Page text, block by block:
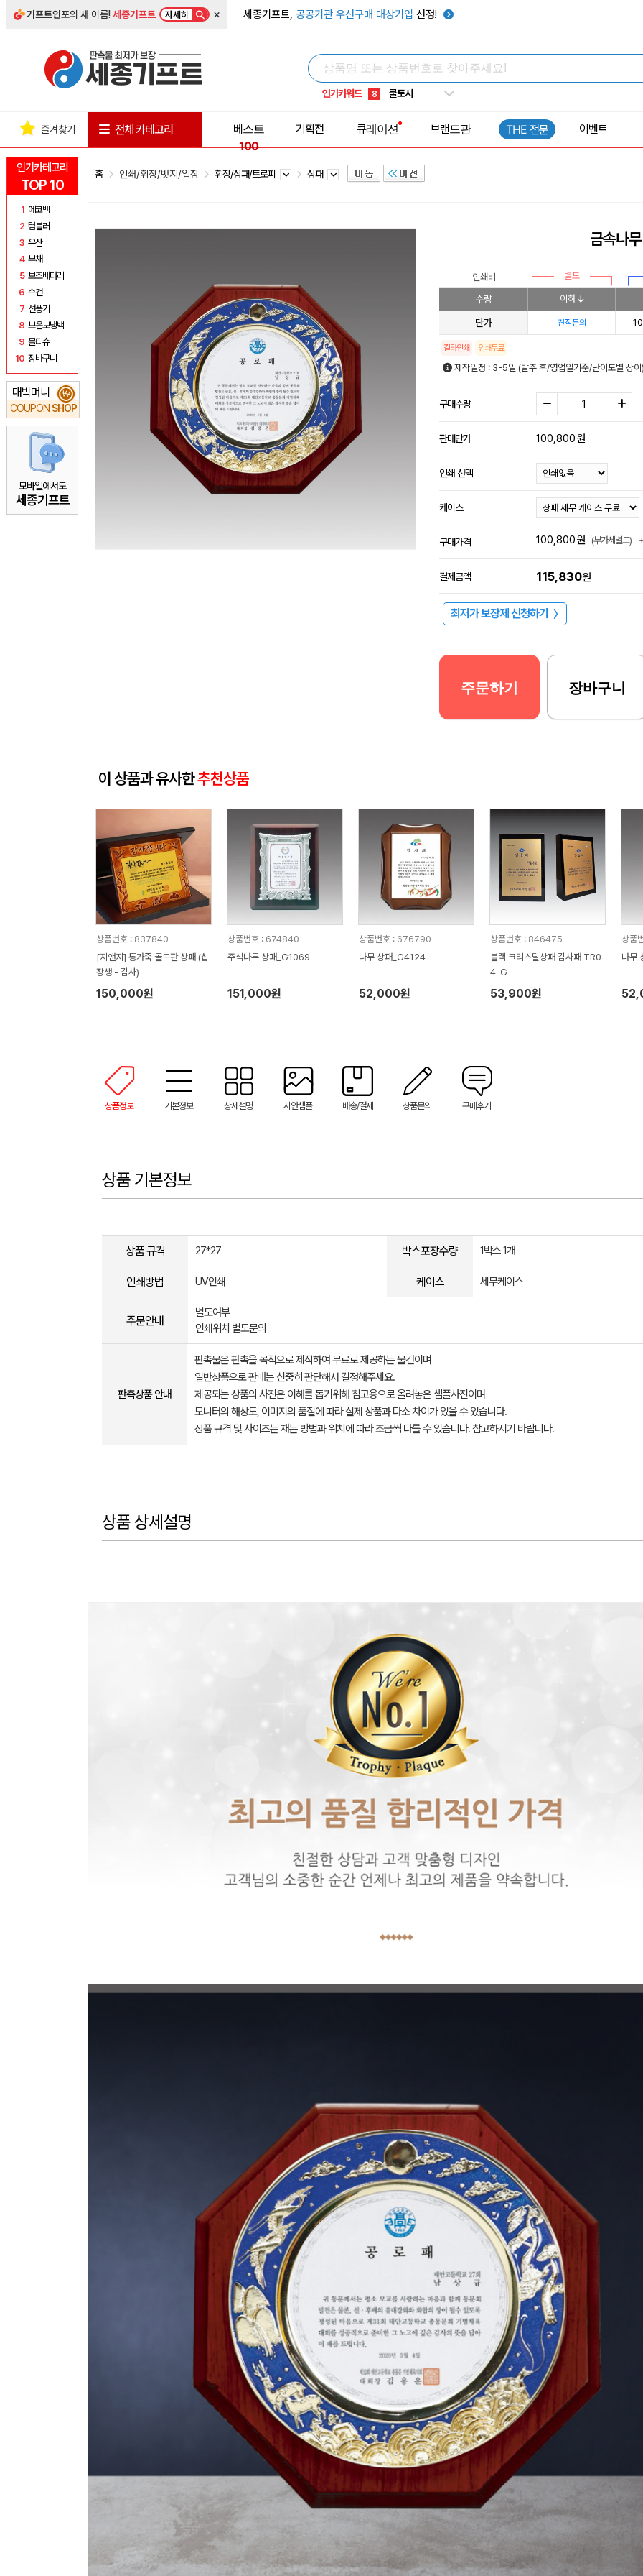
기프트인포의 새 이름!세종기프트 자세히 × 세종기프트, 공공기관 우선구매 대상기업 선정!
인기키워드
5 키캡
8 쿨토시
9 넥쿨러
1 선풍기
인기카테고리
TOP 10
1 에코백
2 텀블러
3 우산
4 부채
5 보조배터리
6 수건
7 선풍기
8 보온보냉백
9 물티슈
10 장바구니
대박머니
COUPON SHOP
₩
모바일에서도
세종기프트
즐겨찾기 전체 카테고리
베스트
100
기획전 큐레이션 브랜드관 THE 전문 이벤트
홈 인쇄/휘장/뱃지/업장 휘장/상패/트로피 상패
금속나
인쇄비 별도
수량 이하
단가 견적문의
칼라인쇄 인쇄무료
제작일정 : 3-5일 (발주 후/영업일기준/난이도별 상
구매수량
판매단가 100,800원
인쇄 선택
케이스
구매가격 100,800원 (부가세별도)
결제금액 115,830원
최저가 보장제 신청하기 〉
주문하기 장바구니
이 상품과 유사한추천상품
상품번호 : 837840
[지앤지] 통가죽 골드판 상패 (십
장생 - 감사)
150,000원
상품번호 : 674840
주석나무 상패_G1069
151,000원
상품번호 : 676790
나무 상패_G4124
52,000원
상품번호 : 846475
블랙 크리스탈상패 감사패 TR0
4-G
53,900원
상품
나무
상품정보 기본정보 상세설명 시안샘플 배송/결제 상품문의 구매후기
상품 기본정보
상품 규격 27*27 박스포장수량 1박스 1개
인쇄방법 UV인쇄 케이스 세무케이스
주문안내
별도여부
인쇄위치 별도문의
판촉상품 안내
판촉물은 판촉을 목적으로 제작하여 무료로 제공하는 물건이며
일반상품으로 판매는 신중히 판단해서 결정해주세요.
제공되는 상품의 사진은 이해를 돕기위해 참고용으로 올려놓은 샘플사진이며
모니터의 해상도, 이미지의 품질에 따라 실제 상품과 다소 차이가 있을 수 있습니다.
상품 규격 및 사이즈는 재는 방법과 위치에 따라 조금씩 다를 수 있습니다. 참고하시기 바랍니다.
상품 상세설명